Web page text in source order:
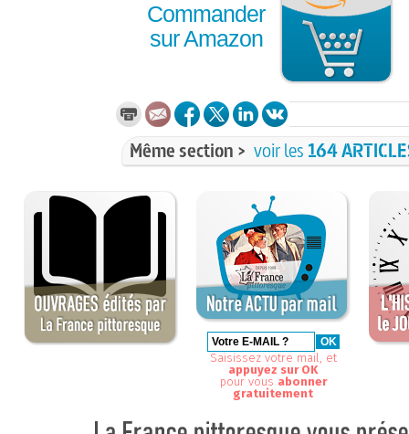
Commander
sur Amazon
Même section > voir les 164
Saisissez votre mail, et
appuyez sur OK
pour vous abonner
gratuitement